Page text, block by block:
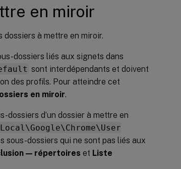
en miroir
dossiers à mettre en miroir.
dossiers liés aux signets dans
sont interdépendants et doivent
des profils. Pour atteindre cet
en miroir.
dossiers d’un dossier à mettre en
sous-dossiers qui ne sont pas liés aux
— répertoires et Liste